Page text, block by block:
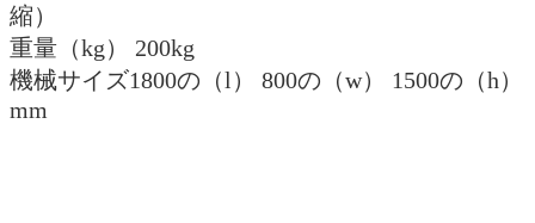
縮）
重量（kg） 200kg
機械サイズ1800の（l） 800の（w） 1500の（h）
mm